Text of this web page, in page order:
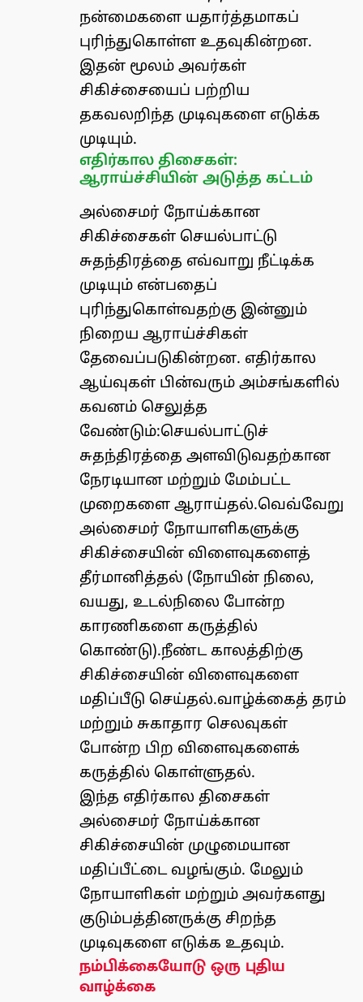
நன்மைகளை யதார்த்தமாகப்
புரிந்துகொள்ள உதவுகின்றன.
இதன் மூலம் அவர்கள்
சிகிச்சையைப் பற்றிய
தகவலறிந்த முடிவுகளை எடுக்க
முடியும்.
எதிர்கால திசைகள்:
ஆராய்ச்சியின் அடுத்த கட்டம்
அல்சைமர் நோய்க்கான
சிகிச்சைகள் செயல்பாட்டு
சுதந்திரத்தை எவ்வாறு நீட்டிக்க
முடியும் என்பதைப்
புரிந்துகொள்வதற்கு இன்னும்
நிறைய ஆராய்ச்சிகள்
தேவைப்படுகின்றன. எதிர்கால
ஆய்வுகள் பின்வரும் அம்சங்களில்
கவனம் செலுத்த
வேண்டும்:செயல்பாட்டுச்
சுதந்திரத்தை அளவிடுவதற்கான
நேரடியான மற்றும் மேம்பட்ட
முறைகளை ஆராய்தல்.வெவ்வேறு
அல்சைமர் நோயாளிகளுக்கு
சிகிச்சையின் விளைவுகளைத்
தீர்மானித்தல் (நோயின் நிலை,
வயது, உடல்நிலை போன்ற
காரணிகளை கருத்தில்
கொண்டு).நீண்ட காலத்திற்கு
சிகிச்சையின் விளைவுகளை
மதிப்பீடு செய்தல்.வாழ்க்கைத் தரம்
மற்றும் சுகாதார செலவுகள்
போன்ற பிற விளைவுகளைக்
கருத்தில் கொள்ளுதல்.
இந்த எதிர்கால திசைகள்
அல்சைமர் நோய்க்கான
சிகிச்சையின் முழுமையான
மதிப்பீட்டை வழங்கும். மேலும்
நோயாளிகள் மற்றும் அவர்களது
குடும்பத்தினருக்கு சிறந்த
முடிவுகளை எடுக்க உதவும்.
நம்பிக்கையோடு ஒரு புதிய
வாழ்க்கை